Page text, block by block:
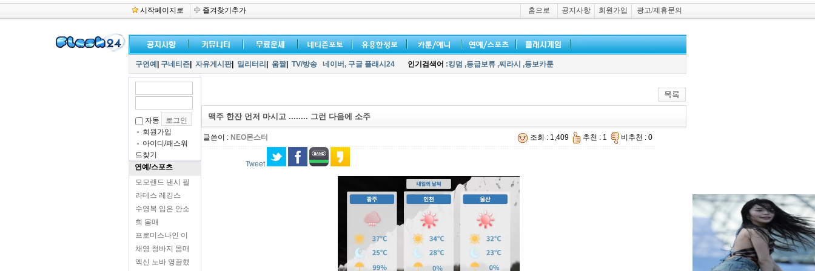
시작페이지로 즐겨찾기추가 홈으로 공지사항 회원가입 광고/제휴문의
구연예 구네티즌 자유게시판| 밀리터리 움짤| TV/방송 네이버, 구글 플래시24 인기검색어 :킹덤 ,등급보류 ,찌라시 ,등보카툰
자동
회원가입
아이디/패스워
드찾기
연예/스포츠
모모랜드 낸시 필
라테스 레깅스
수영복 입은 안소
희 몸매
프로미스나인 이
채영 청바지 몸매
엑신 노바 영끌했
맥주 한잔 먼저 마시고 ........ 그런 다음에 소주
글쓴이 : NEO몬스터 조회 : 1,409 추천 : 1 비추천 : 0
Tweet